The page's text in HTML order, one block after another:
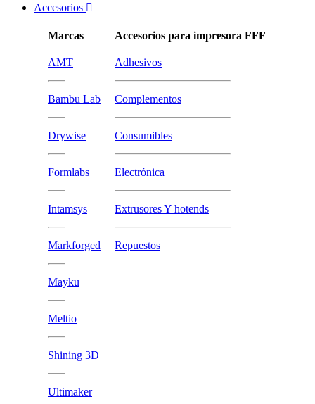
Accesorios
Marcas
AMT
Bambu Lab
Drywise
Formlabs
Intamsys
Markforged
Mayku
Meltio
Shining 3D
Ultimaker
Accesorios para impresora FFF
Adhesivos
Complementos
Consumibles
Electrónica
Extrusores Y hotends
Repuestos